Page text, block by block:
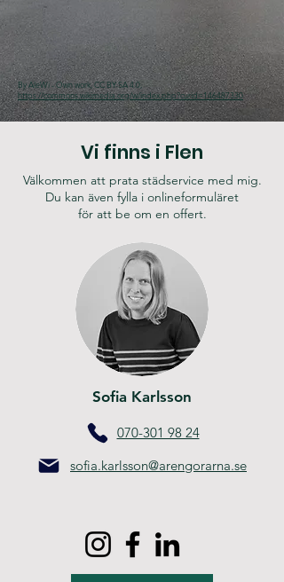
By AleWi - Own work, CC BY-SA 4.0,
https://commons.wikimedia.org/w/index.php?curid=146487330
Vi finns i Flen
Välkommen att prata städservice med mig.
Du kan även fylla i onlineformuläret
för att be om en offert.
Sofia Karlsson
070-301 98 24
sofia.karlsson@arengorarna.se